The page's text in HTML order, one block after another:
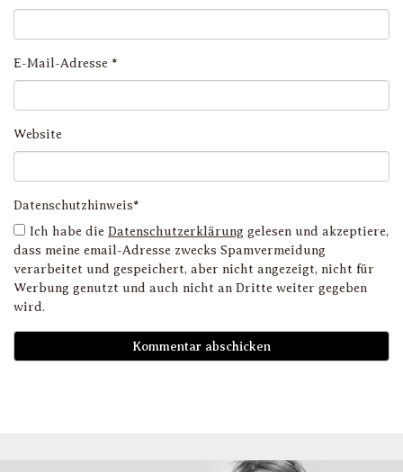
E-Mail-Adresse *
Website
Datenschutzhinweis*
Ich habe die Datenschutzerklärung gelesen und akzeptiere,
dass meine email-Adresse zwecks Spamvermeidung
verarbeitet und gespeichert, aber nicht angezeigt, nicht für
Werbung genutzt und auch nicht an Dritte weiter gegeben
wird.